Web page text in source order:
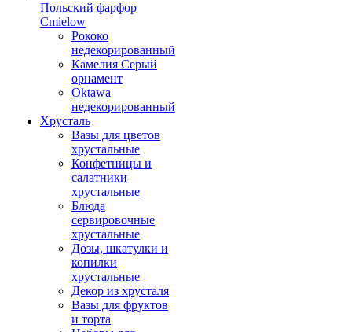
Польский фарфор
Сmielow
Рококо
недекорированный
Камелия Серый
орнамент
Oktawa
недекорированный
Хрусталь
Вазы для цветов
хрустальные
Конфетницы и
салатники
хрустальные
Блюда
сервировочные
хрустальные
Дозы, шкатулки и
копилки
хрустальные
Декор из хрусталя
Вазы для фруктов
и торта